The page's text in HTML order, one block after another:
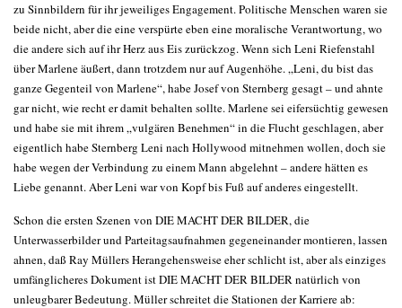
zu Sinnbildern für ihr jeweiliges Engagement. Politische Menschen waren sie
beide nicht, aber die eine verspürte eben eine moralische Verantwortung, wo
die andere sich auf ihr Herz aus Eis zurückzog. Wenn sich Leni Riefenstahl
über Marlene äußert, dann trotzdem nur auf Augenhöhe. „Leni, du bist das
ganze Gegenteil von Marlene“, habe Josef von Sternberg gesagt – und ahnte
gar nicht, wie recht er damit behalten sollte. Marlene sei eifersüchtig gewesen
und habe sie mit ihrem „vulgären Benehmen“ in die Flucht geschlagen, aber
eigentlich habe Sternberg Leni nach Hollywood mitnehmen wollen, doch sie
habe wegen der Verbindung zu einem Mann abgelehnt – andere hätten es
Liebe genannt. Aber Leni war von Kopf bis Fuß auf anderes eingestellt.
Schon die ersten Szenen von DIE MACHT DER BILDER, die
Unterwasserbilder und Parteitagsaufnahmen gegeneinander montieren, lassen
ahnen, daß Ray Müllers Herangehensweise eher schlicht ist, aber als einziges
umfänglicheres Dokument ist DIE MACHT DER BILDER natürlich von
unleugbarer Bedeutung. Müller schreitet die Stationen der Karriere ab: